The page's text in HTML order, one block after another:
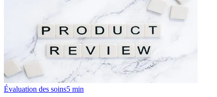
Évaluation des soins5 min